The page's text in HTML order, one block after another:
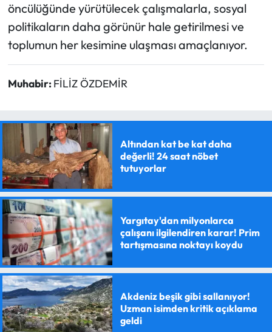
öncülüğünde yürütülecek çalışmalarla, sosyal
politikaların daha görünür hale getirilmesi ve
toplumun her kesimine ulaşması amaçlanıyor.
Muhabir: FİLİZ ÖZDEMİR
Altından kat be kat daha
değerli! 24 saat nöbet
tutuyorlar
Yargıtay'dan milyonlarca
çalışanı ilgilendiren karar! Prim
tartışmasına noktayı koydu
Akdeniz beşik gibi sallanıyor!
Uzman isimden kritik açıklama
geldi